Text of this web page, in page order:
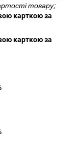
товару;
карткою за
карткою за